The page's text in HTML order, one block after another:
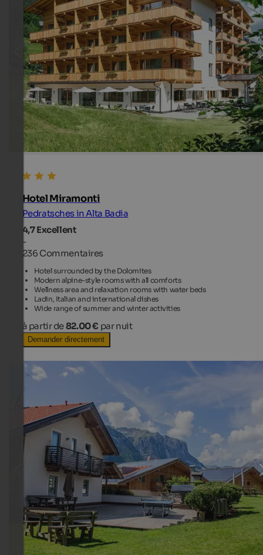
Hotel Miramonti
Pedratsches in Alta Badia
4,7Excellent
-
236 Commentaires
Hotel surrounded by the Dolomites
Modern alpine-style rooms with all comforts
Wellness area and relaxation rooms with water beds
Ladin, Italian and international dishes
Wide range of summer and winter activities
à partir de82.00 € par nuit
Demander directement